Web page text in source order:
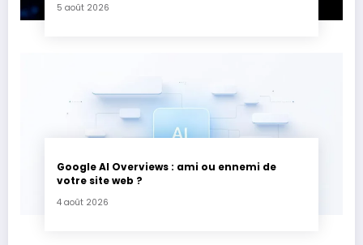
5 août 2026
Google AI Overviews : ami ou ennemi de
votre site web ?
4 août 2026